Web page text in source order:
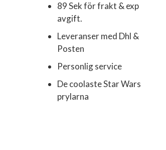
89 Sek för frakt & exp
avgift.
Leveranser med Dhl &
Posten
Personlig service
De coolaste Star Wars
prylarna